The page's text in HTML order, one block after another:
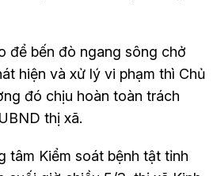
để bến đò ngang sông chở
hiện và xử lý vi phạm thì Chủ
đó chịu hoàn toàn trách
thị xã.
tâm Kiểm soát bệnh tật tỉnh